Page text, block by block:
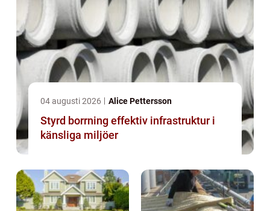
04 augusti 2026 Alice Pettersson
Styrd borrning effektiv infrastruktur i
känsliga miljöer